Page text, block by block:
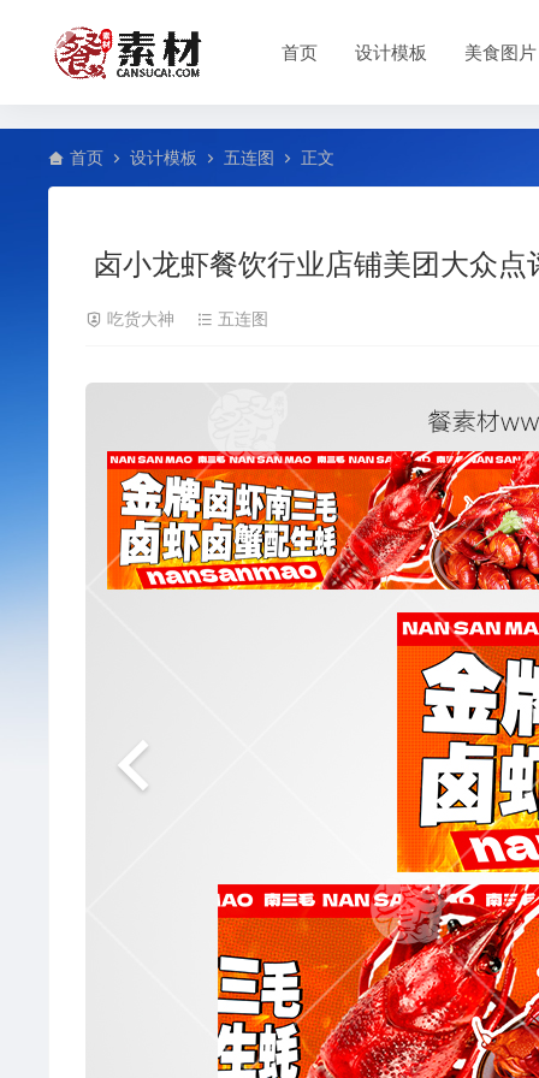
首页 设计模板 美食图片
首页 设计模板 五连图 正文
卤小龙虾餐饮行业店铺美团大众点
吃货大神 五连图